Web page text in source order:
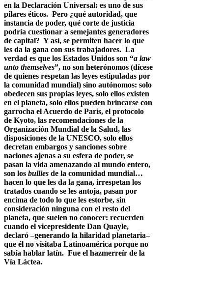
en la Declaración Universal: es uno de sus
pilares éticos. Pero ¿qué autoridad, que
instancia de poder, qué corte de justicia
podría cuestionar a semejantes generadores
de capital? Y así, se permiten hacer lo que
les da la gana con sus trabajadores. La
verdad es que los Estados Unidos son “a law
unto themselves”, no son heterónomos (dícese
de quienes respetan las leyes estipuladas por
la comunidad mundial) sino autónomos: solo
obedecen sus propias leyes, solo ellos existen
en el planeta, solo ellos pueden brincarse con
garrocha el Acuerdo de París, el protocolo
de Kyoto, las recomendaciones de la
Organización Mundial de la Salud, las
disposiciones de la UNESCO, solo ellos
decretan embargos y sanciones sobre
naciones ajenas a su esfera de poder, se
pasan la vida amenazando al mundo entero,
son los bullies de la comunidad mundial…
hacen lo que les da la gana, irrespetan los
tratados cuando se les antoja, pasan por
encima de todo lo que les estorbe, sin
consideración ninguna con el resto del
planeta, que suelen no conocer: recuerden
cuando el vicepresidente Dan Quayle,
declaró –generando la hilaridad planetaria–
que él no visitaba Latinoamérica porque no
sabía hablar latín. Fue el hazmerreír de la
Vía Láctea.